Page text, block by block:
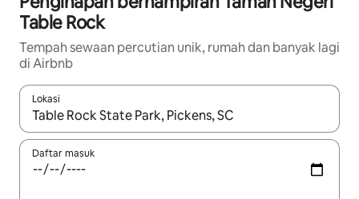
Table Rock
Tempah sewaan percutian unik, rumah dan banyak lagi
di Airbnb
Lokasi
Apabila hasil tersedia, navigasi dengan kekunci anak panah
Daftar masuk